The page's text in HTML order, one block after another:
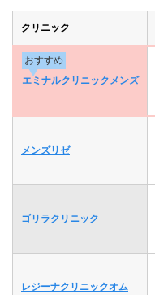
クリニック
おすすめ
エミナルクリニックメンズ
メンズリゼ
ゴリラクリニック
レジーナクリニックオム